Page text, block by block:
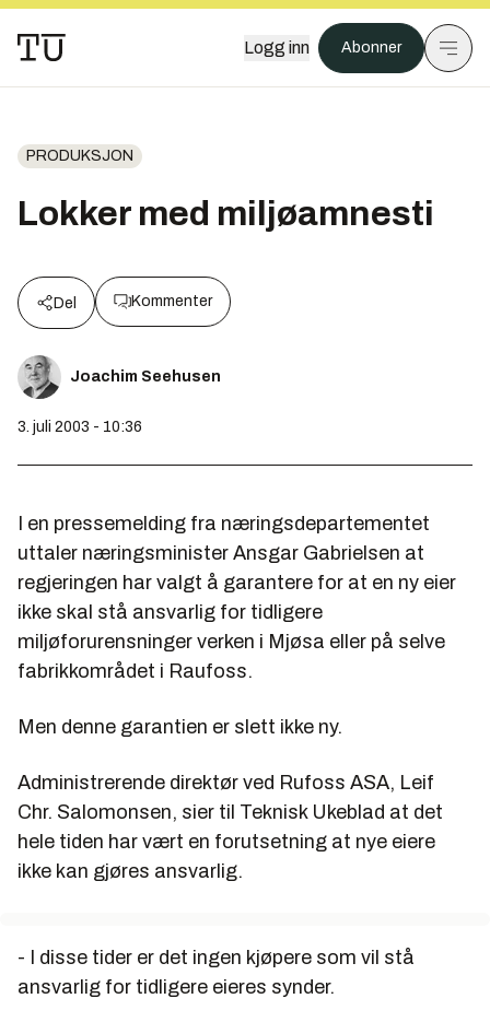
Logg inn Abonner
PRODUKSJON
Lokker med miljøamnesti
Del Kommenter
Joachim Seehusen
3. juli 2003 - 10:36
I en pressemelding fra næringsdepartementet
uttaler næringsminister Ansgar Gabrielsen at
regjeringen har valgt å garantere for at en ny eier
ikke skal stå ansvarlig for tidligere
miljøforurensninger verken i Mjøsa eller på selve
fabrikkområdet i Raufoss.
Men denne garantien er slett ikke ny.
Administrerende direktør ved Rufoss ASA, Leif
Chr. Salomonsen, sier til Teknisk Ukeblad at det
hele tiden har vært en forutsetning at nye eiere
ikke kan gjøres ansvarlig.
- I disse tider er det ingen kjøpere som vil stå
ansvarlig for tidligere eieres synder.